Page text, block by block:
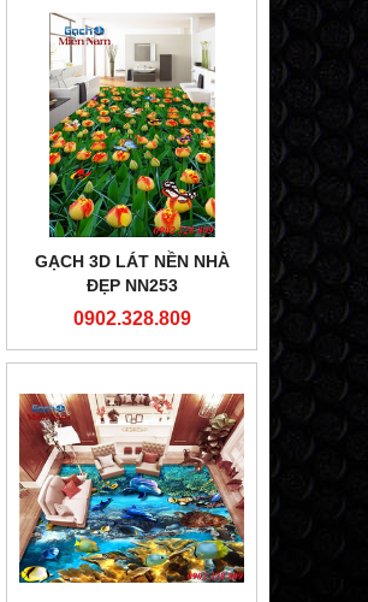
GẠCH 3D LÁT NỀN NHÀ
ĐẸP NN253
0902.328.809